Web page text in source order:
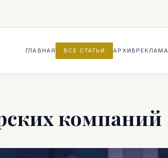
ГЛАВНАЯ ВСЕ СТАТЬИ АРХИВ РЕКЛАМА
компаний